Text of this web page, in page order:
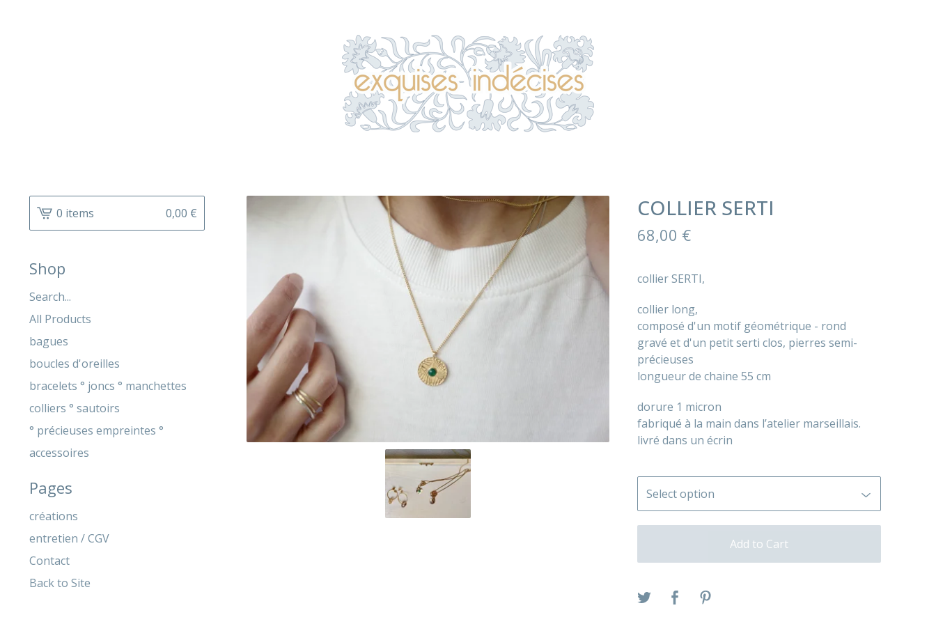
COLLIER SERTI
68,00 €
collier SERTI,
collier long,
composé d'un motif géométrique - rond
gravé et d'un petit serti clos, pierres semi-
précieuses
longueur de chaine 55 cm
dorure 1 micron
fabriqué à la main dans l’atelier marseillais.
livré dans un écrin
Add to Cart
0 items 0,00 €
Shop
Search
products
All Products
bagues
boucles d'oreilles
bracelets ° joncs ° manchettes
colliers ° sautoirs
° précieuses empreintes °
accessoires
Pages
créations
entretien / CGV
Contact
Back to Site